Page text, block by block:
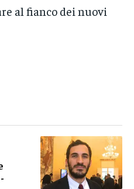
al fianco dei nuovi